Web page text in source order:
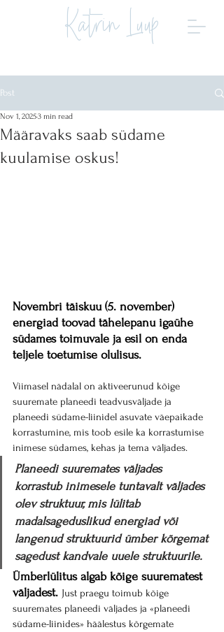
Katrin Luup
Post
Määravaks saab südame
kuulamise oskus!
Nov 1, 20253 min read
Novembri täiskuu (5. november)
energiad toovad tähelepanu igaühe
südames toimuvale ja esil on enda
teljele toetumise olulisus.
Viimasel nädalal on aktiveerunud kõige
suuremate planeedi teadvusväljade ja
planeedi südame-liinidel asuvate väepaikade
korrastumine, mis toob esile ka korrastumise
inimese südames, kehas ja tema väljades.
Planeedi suuremates väljades
korrastub inimesele tuntavalt väljades
olev struktuur, mis lülitab
madalsageduslikud energiad või
langenud struktuurid ümber kõrgemat
sagedust kandvale uuele struktuurile.
Ümberlülitus algab kõige suurematest
väljadest. Just praegu toimub kõige
suuremates planeedi väljades ja «planeedi
südame-liinides» häälestus kõrgemate